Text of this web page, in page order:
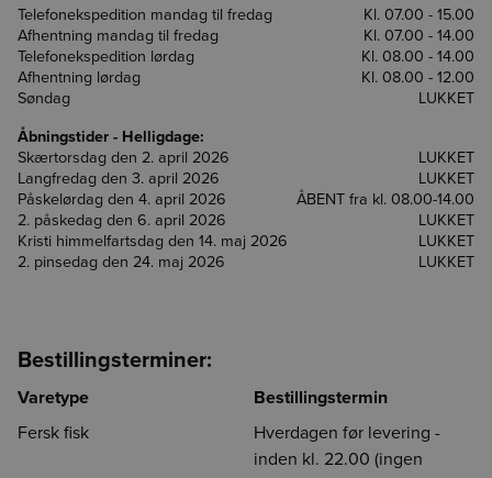
Vælg leveringsdag Luk
Telefonekspedition mandag til fredag
Kl. 07.00 - 15.00
Afhentning mandag til fredag
Kl. 07.00 - 14.00
Telefonekspedition lørdag
Kl. 08.00 - 14.00
Afhentning lørdag
Kl. 08.00 - 12.00
Søndag
LUKKET
Åbningstider - Helligdage:
Skærtorsdag den 2. april 2026
LUKKET
Langfredag den 3. april 2026
LUKKET
Påskelørdag den 4. april 2026
ÅBENT fra kl. 08.00-14.00
2. påskedag den 6. april 2026
LUKKET
Kristi himmelfartsdag den 14. maj 2026
LUKKET
2. pinsedag den 24. maj 2026
LUKKET
Bestillingsterminer:
Varetype
Bestillingstermin
Fersk fisk
Hverdagen før levering -
inden kl. 22.00 (ingen
Der skete en fejl
Login udløbet
Din session er udløbet. Log ind igen for at fortsætte med at
lægge dine varer i kurven.
CO2e-beregner Luk
Værdien angiver, hvor mange kilo CO2/kuldioxid, der er
udledt ved fremskaffelse af 1 kg. drænvægt af den
pågældende råvare.
Værdien er baseret på sparsomme datakilder på området
og kan være unøjagtig. Vi håber løbende at kunne forbedre
datakvaliteten. Det er et skridt i den rigtige retning og vi
efterfølgende anvendelse heraf.
Detaljevisning Luk
Vælg leveringsdag
Enhed findes ikke
Det er ikke længere muligt at lægge varen i kurven med
enheden null. Genindlæs siden for at fortsætte.
Vælg afdeling for at fortsætte
BCA BCS
HMR